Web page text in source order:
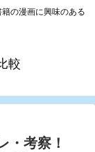
の漫画に興味のある
較
・考察！